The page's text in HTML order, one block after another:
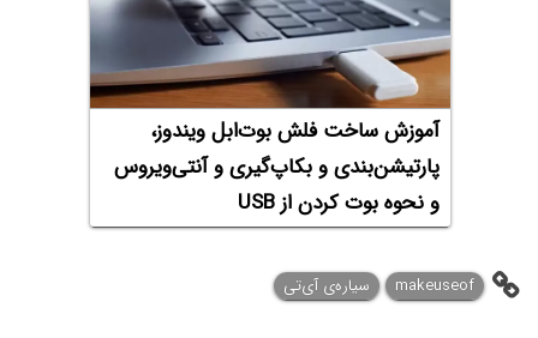
آموزش ساخت فلش بوت‌ابل ویندوز،
پارتیشن‌‌بندی و بکاپ‌گیری و آنتی‌ویروس
و نحوه بوت کردن از USB
makeuseof سیاره‌ی آی‌تی